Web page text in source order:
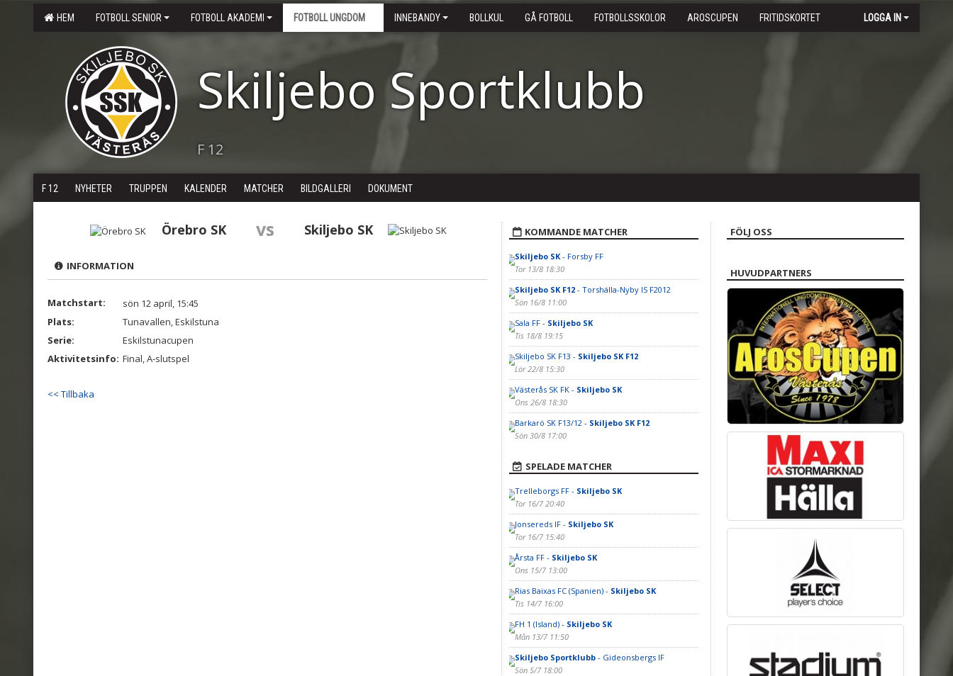
HEM FOTBOLL SENIOR FOTBOLL AKADEMI FOTBOLL UNGDOM INNEBANDY BOLLKUL GÅ FOTBOLL FOTBOLLSSKOLOR AROSCUPEN FRITIDSKORTET LOGGA IN
Skiljebo Sportklubb
F 12
F 12 NYHETER TRUPPEN KALENDER MATCHER BILDGALLERI DOKUMENT
Örebro SK vs Skiljebo SK
INFORMATION
Matchstart:
sön 12 april, 15:45
Plats:
Tunavallen, Eskilstuna
Serie:
Eskilstunacupen
Aktivitetsinfo: Final, A-slutspel
<< Tillbaka
KOMMANDE MATCHER
Skiljebo SK- Forsby FF
Tor 13/8 18:30
Skiljebo SK F12- Torshälla-Nyby IS F2012
Sön 16/8 11:00
Sala FF - Skiljebo SK
Tis 18/8 19:15
Skiljebo SK F13 - Skiljebo SK F12
Lör 22/8 15:30
Västerås SK FK - Skiljebo SK
Ons 26/8 18:30
Barkarö SK F13/12 - Skiljebo SK F12
Sön 30/8 17:00
SPELADE MATCHER
Trelleborgs FF - Skiljebo SK
Tor 16/7 20:40
Jonsereds IF - Skiljebo SK
Tor 16/7 15:40
Årsta FF - Skiljebo SK
Ons 15/7 13:00
Rias Baixas FC (Spanien) - Skiljebo SK
Tis 14/7 16:00
FH 1 (Island) - Skiljebo SK
Mån 13/7 11:50
Skiljebo Sportklubb- Gideonsbergs IF
Sön 5/7 18:00
FÖLJ OSS
HUVUDPARTNERS